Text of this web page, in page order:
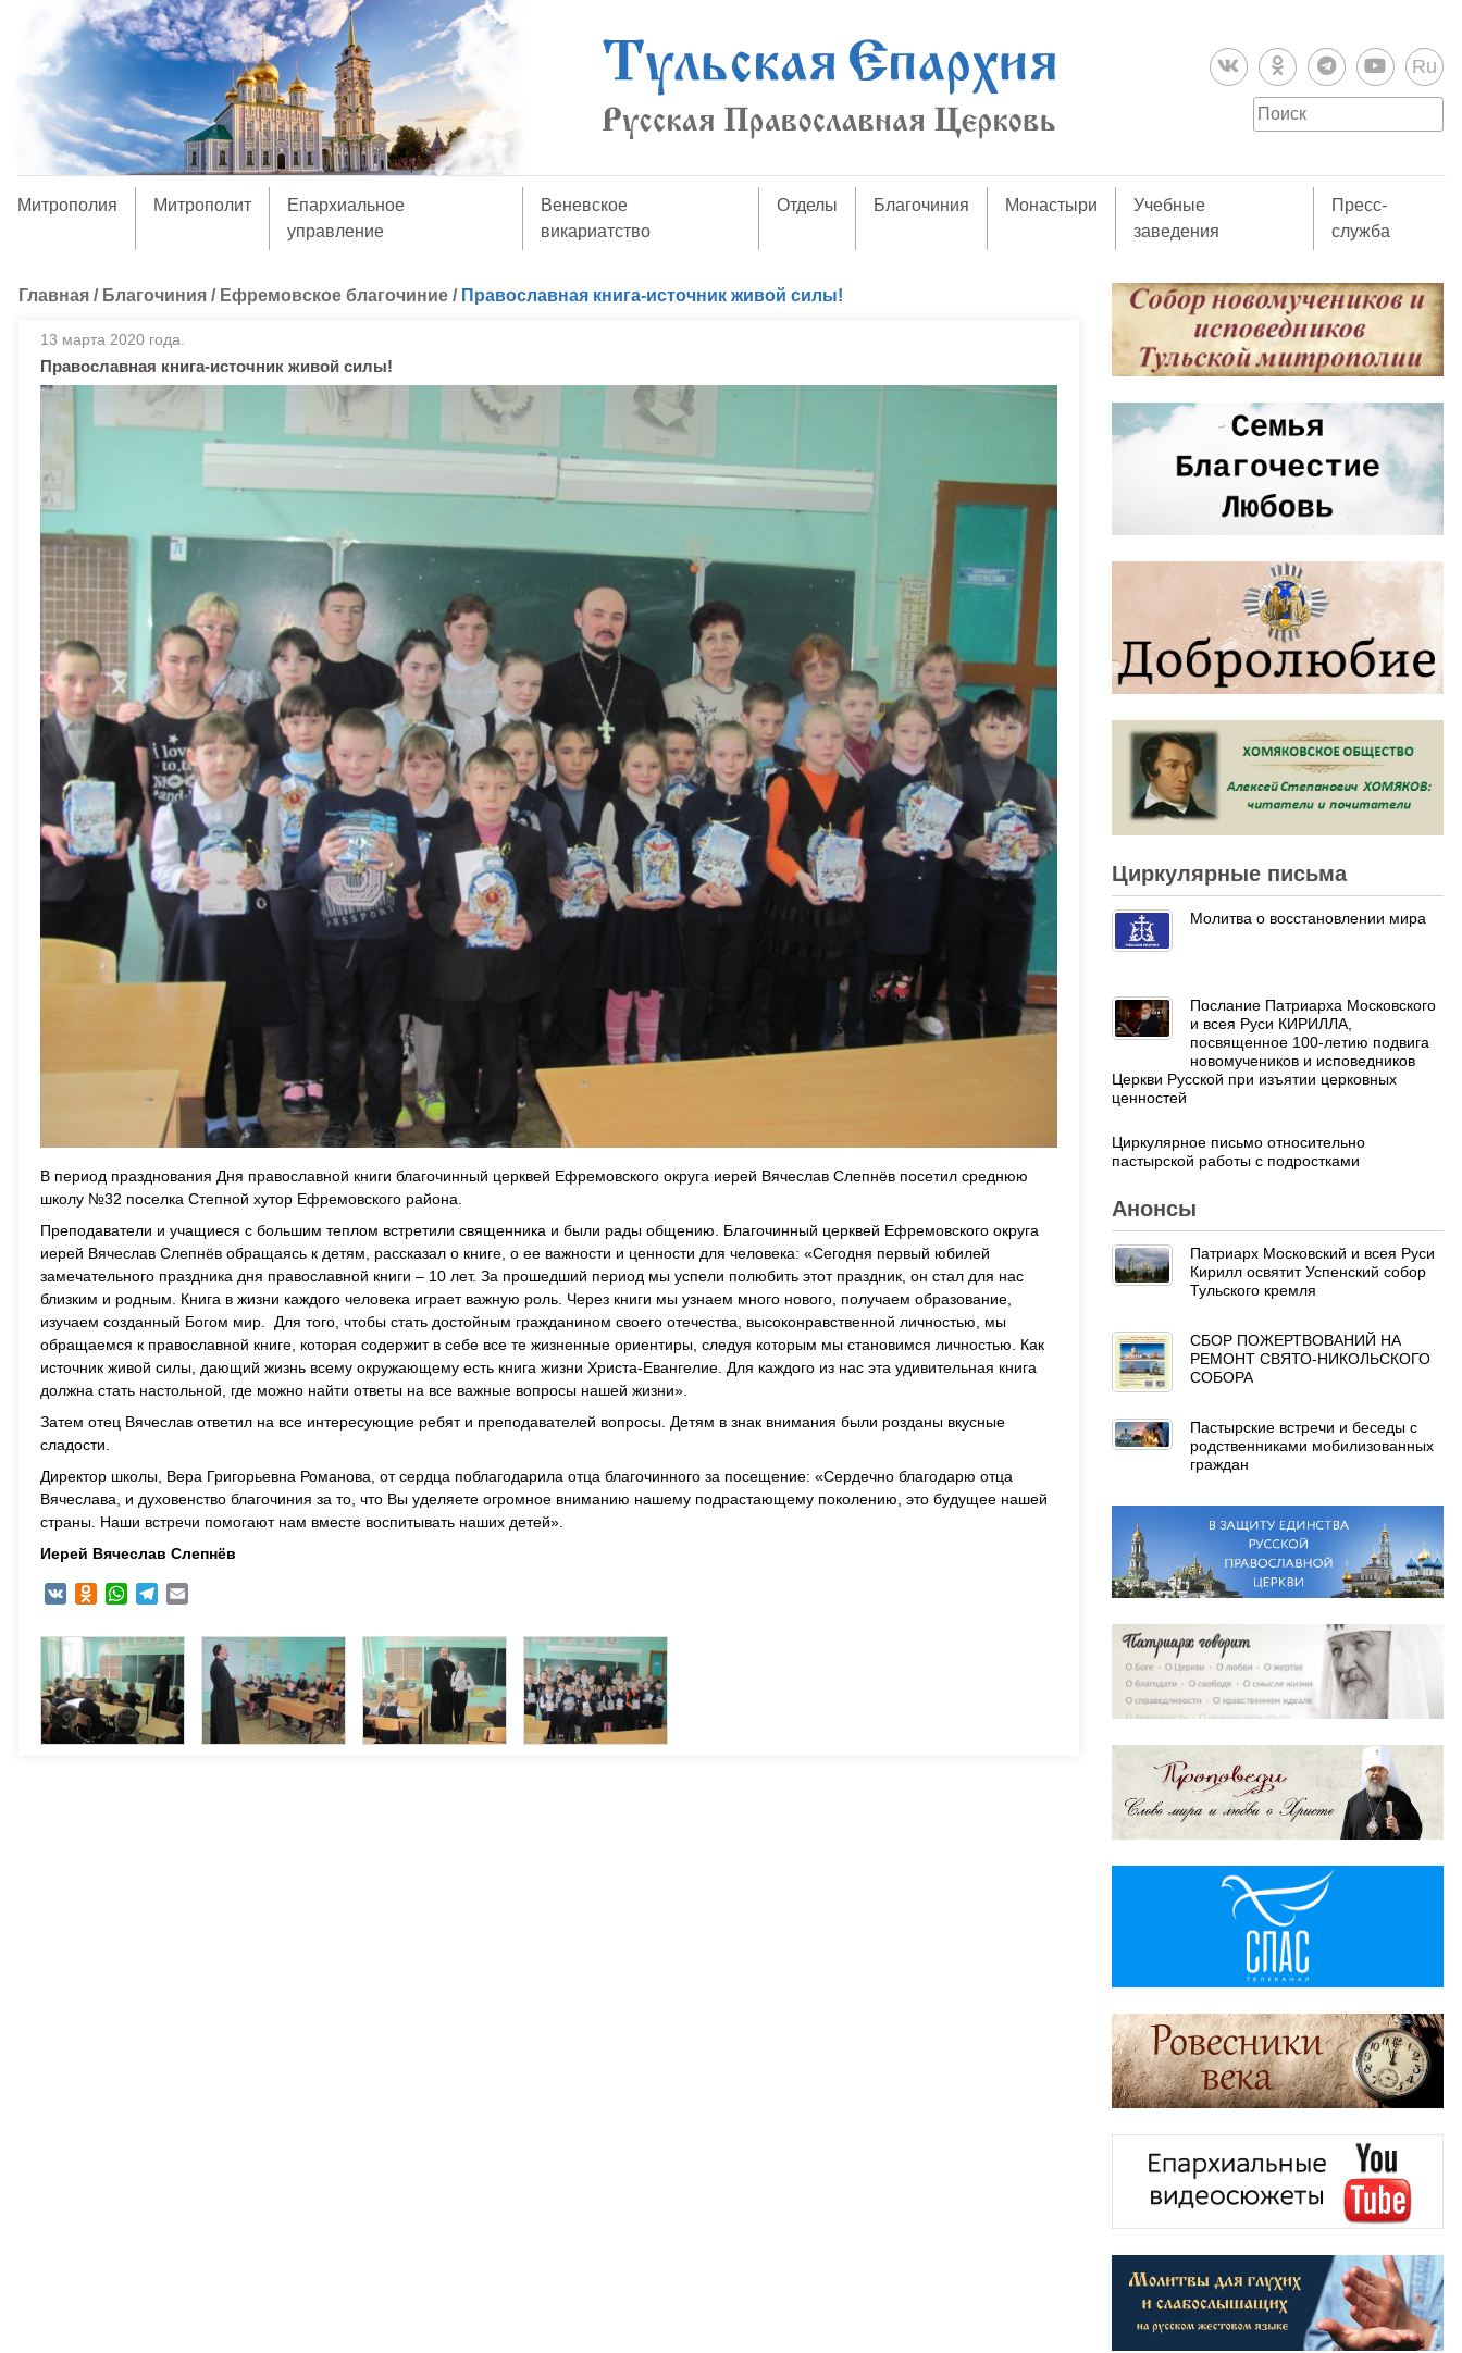
Ru
Митрополия Митрополит
Епархиальное
управление
Веневское
викариатство
Отделы Благочиния Монастыри
Учебные
заведения
Пресс-
служба
Главная / Благочиния / Ефремовское благочиние / Православная книга-источник живой силы!
13 марта 2020 года.
Православная книга-источник живой силы!
В период празднования Дня православной книги благочинный церквей Ефремовского округа иерей Вячеслав Слепнёв посетил среднюю
школу №32 поселка Степной хутор Ефремовского района.
Преподаватели и учащиеся с большим теплом встретили священника и были рады общению. Благочинный церквей Ефремовского округа
иерей Вячеслав Слепнёв обращаясь к детям, рассказал о книге, о ее важности и ценности для человека: «Сегодня первый юбилей
замечательного праздника дня православной книги – 10 лет. За прошедший период мы успели полюбить этот праздник, он стал для нас
близким и родным. Книга в жизни каждого человека играет важную роль. Через книги мы узнаем много нового, получаем образование,
изучаем созданный Богом мир. Для того, чтобы стать достойным гражданином своего отечества, высоконравственной личностью, мы
обращаемся к православной книге, которая содержит в себе все те жизненные ориентиры, следуя которым мы становимся личностью. Как
источник живой силы, дающий жизнь всему окружающему есть книга жизни Христа-Евангелие. Для каждого из нас эта удивительная книга
должна стать настольной, где можно найти ответы на все важные вопросы нашей жизни».
Затем отец Вячеслав ответил на все интересующие ребят и преподавателей вопросы. Детям в знак внимания были розданы вкусные
сладости.
Директор школы, Вера Григорьевна Романова, от сердца поблагодарила отца благочинного за посещение: «Сердечно благодарю отца
Вячеслава, и духовенство благочиния за то, что Вы уделяете огромное вниманию нашему подрастающему поколению, это будущее нашей
страны. Наши встречи помогают нам вместе воспитывать наших детей».
Иерей Вячеслав Слепнёв
VK Odnoklassniki
WhatsAppTelegram
Циркулярные письма
Молитва о восстановлении мира
Послание Патриарха Московского
и всея Руси КИРИЛЛА,
посвященное 100-летию подвига
новомучеников и исповедников
Церкви Русской при изъятии церковных
ценностей
Циркулярное письмо относительно
пастырской работы с подростками
Анонсы
Патриарх Московский и всея Руси
Кирилл освятит Успенский собор
Тульского кремля
СБОР ПОЖЕРТВОВАНИЙ НА
РЕМОНТ СВЯТО-НИКОЛЬСКОГО
СОБОРА
Пастырские встречи и беседы с
родственниками мобилизованных
граждан